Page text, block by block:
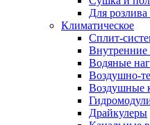
Для розлива
Климатическое
Сплит-
Внутренние
Водяные
Воздушно-
Воздушные
Драйкулеры